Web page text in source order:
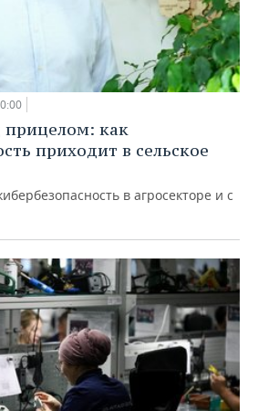
прицелом: как
приходит в сельское
в агросекторе и с